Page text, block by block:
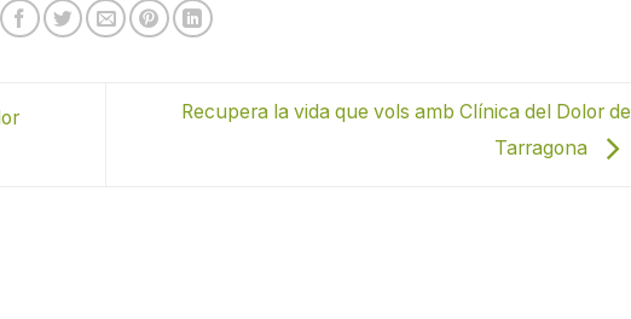
Recupera la vida que vols amb Clínica del Dolor de
Tarragona